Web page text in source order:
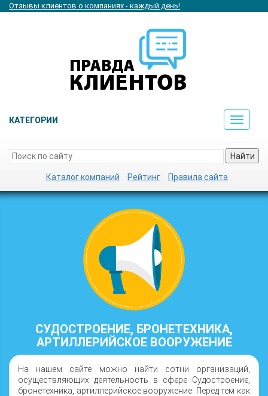
Отзывы клиентов о компаниях - каждый день!
КАТЕГОРИИ
Toggle
Найти
Каталог компаний Рейтинг Правила сайта
СУДОСТРОЕНИЕ, БРОНЕТЕХНИКА,
АРТИЛЛЕРИЙСКОЕ ВООРУЖЕНИЕ
На нашем сайте можно найти сотни организаций,
осуществляющих деятельность в сфере Судостроение,
бронетехника, артиллерийское вооружение. Перед тем как